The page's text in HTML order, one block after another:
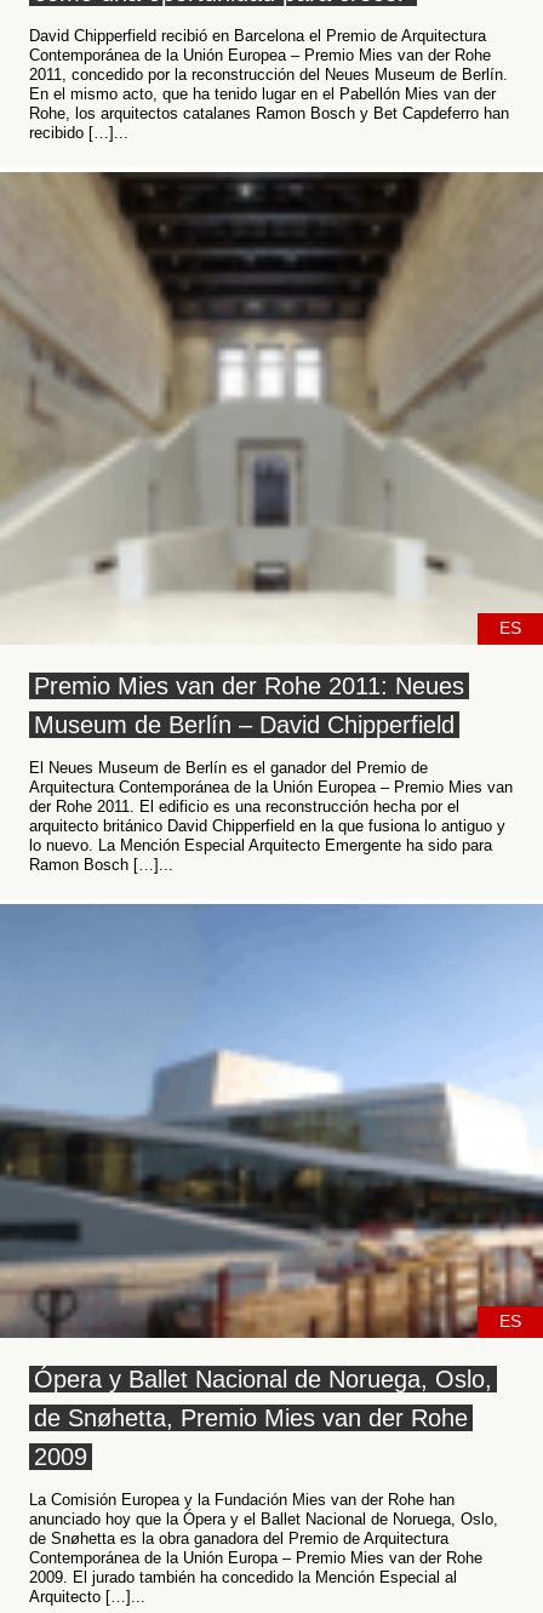
David Chipperfield recibió en Barcelona el Premio de Arquitectura
Contemporánea de la Unión Europea – Premio Mies van der Rohe
2011, concedido por la reconstrucción del Neues Museum de Berlín.
En el mismo acto, que ha tenido lugar en el Pabellón Mies van der
Rohe, los arquitectos catalanes Ramon Bosch y Bet Capdeferro han
recibido […]...
ES
Premio Mies van der Rohe 2011: Neues
Museum de Berlín – David Chipperfield
El Neues Museum de Berlín es el ganador del Premio de
Arquitectura Contemporánea de la Unión Europea – Premio Mies van
der Rohe 2011. El edificio es una reconstrucción hecha por el
arquitecto británico David Chipperfield en la que fusiona lo antiguo y
lo nuevo. La Mención Especial Arquitecto Emergente ha sido para
Ramon Bosch […]...
ES
Ópera y Ballet Nacional de Noruega, Oslo,
de Snøhetta, Premio Mies van der Rohe
2009
La Comisión Europea y la Fundación Mies van der Rohe han
anunciado hoy que la Ópera y el Ballet Nacional de Noruega, Oslo,
de Snøhetta es la obra ganadora del Premio de Arquitectura
Contemporánea de la Unión Europa – Premio Mies van der Rohe
2009. El jurado también ha concedido la Mención Especial al
Arquitecto […]...